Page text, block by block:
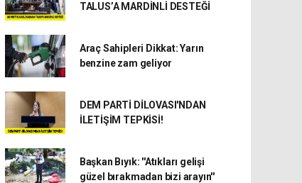
TALUS’A MARDİNLİ DESTEĞİ
Araç Sahipleri Dikkat: Yarın
benzine zam geliyor
DEM PARTİ DİLOVASI'NDAN
İLETİŞİM TEPKİSİ!
Başkan Bıyık: ''Atıkları gelişi
güzel bırakmadan bizi arayın''